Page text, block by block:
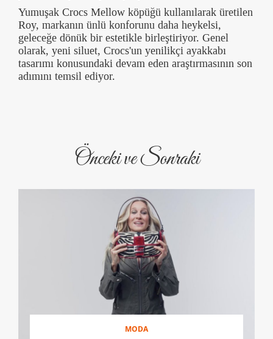
Yumuşak Crocs Mellow köpüğü kullanılarak üretilen
Roy, markanın ünlü konforunu daha heykelsi,
geleceğe dönük bir estetikle birleştiriyor. Genel
olarak, yeni siluet, Crocs'un yenilikçi ayakkabı
tasarımı konusundaki devam eden araştırmasının son
adımını temsil ediyor.
Önceki ve Sonraki
MODA